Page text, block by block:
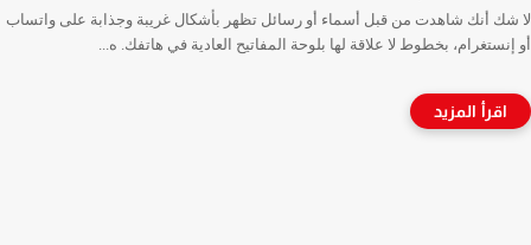
لا شك أنك شاهدت من قبل أسماء أو رسائل تظهر بأشكال غريبة وجذابة على واتساب
أو إنستغرام، بخطوط لا علاقة لها بلوحة المفاتيح العادية في هاتفك. ه...